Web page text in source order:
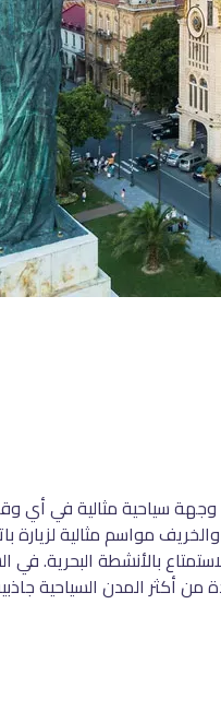
وجهة سياحية مثالية في أي
مواسم مثالية لزيارة
بالأنشطة البحرية. في
من أكثر المدن السياحية